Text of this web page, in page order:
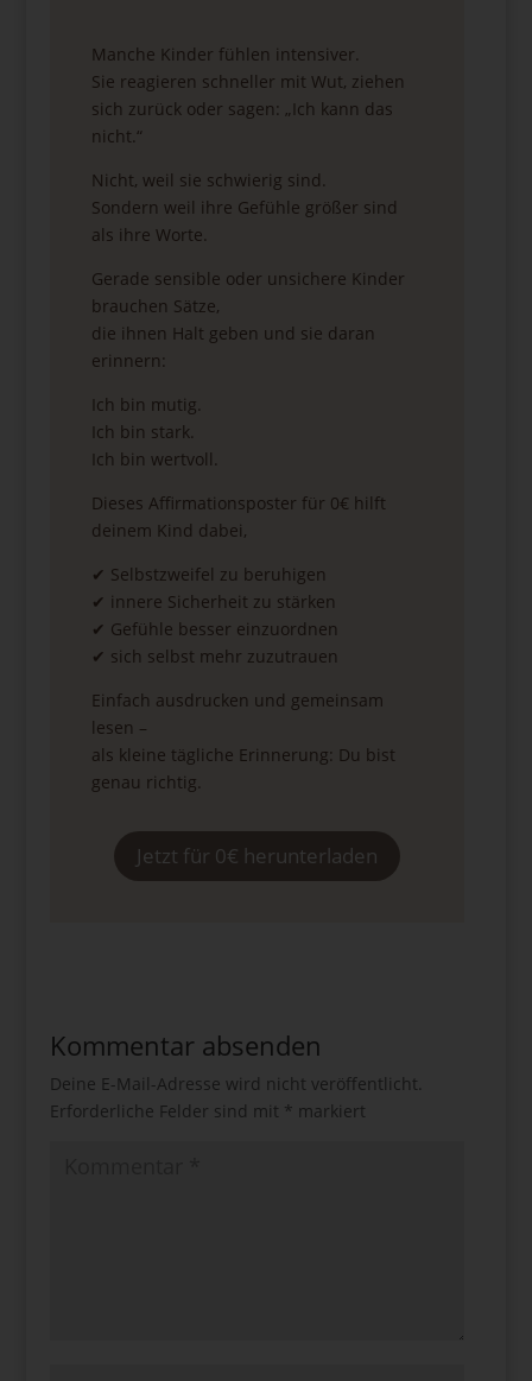
Manche Kinder fühlen intensiver.
Sie reagieren schneller mit Wut, ziehen
sich zurück oder sagen: „Ich kann das
nicht.“
Nicht, weil sie schwierig sind.
Sondern weil ihre Gefühle größer sind
als ihre Worte.
Gerade sensible oder unsichere Kinder
brauchen Sätze,
die ihnen Halt geben und sie daran
erinnern:
Ich bin mutig.
Ich bin stark.
Ich bin wertvoll.
Dieses Affirmationsposter für 0€ hilft
deinem Kind dabei,
✔ Selbstzweifel zu beruhigen
✔ innere Sicherheit zu stärken
✔ Gefühle besser einzuordnen
✔ sich selbst mehr zuzutrauen
Einfach ausdrucken und gemeinsam
lesen –
als kleine tägliche Erinnerung: Du bist
genau richtig.
Jetzt für 0€ herunterladen
Kommentar absenden
Deine E-Mail-Adresse wird nicht veröffentlicht.
Erforderliche Felder sind mit * markiert